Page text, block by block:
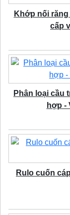
Khớp nối
cấp
Phân loại cầu
hợp -
Rulo cuốn